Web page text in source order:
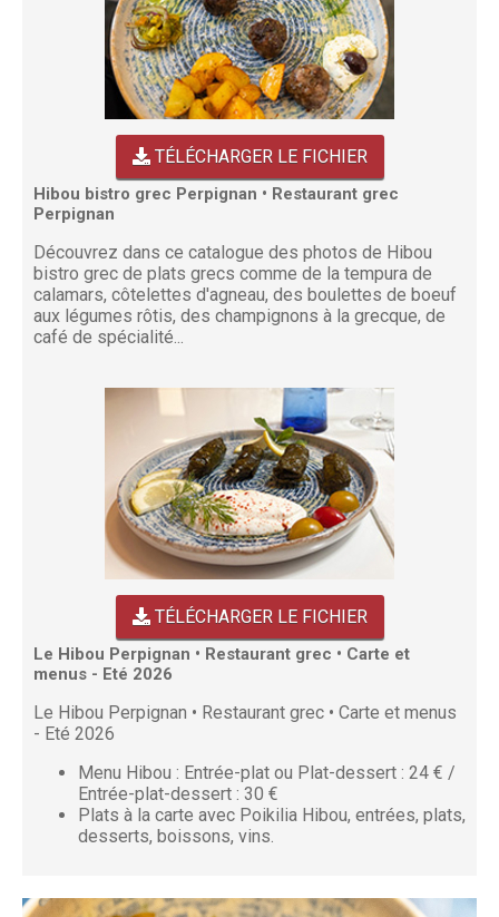
TÉLÉCHARGER LE FICHIER
Hibou bistro grec Perpignan • Restaurant grec
Perpignan
Découvrez dans ce catalogue des photos de Hibou
bistro grec de plats grecs comme de la tempura de
calamars, côtelettes d'agneau, des boulettes de boeuf
aux légumes rôtis, des champignons à la grecque, de
café de spécialité...
TÉLÉCHARGER LE FICHIER
Le Hibou Perpignan • Restaurant grec • Carte et
menus - Eté 2026
Le Hibou Perpignan • Restaurant grec • Carte et menus
- Eté 2026
Menu Hibou : Entrée-plat ou Plat-dessert : 24 € /
Entrée-plat-dessert : 30 €
Plats à la carte avec Poikilia Hibou, entrées, plats,
desserts, boissons, vins.